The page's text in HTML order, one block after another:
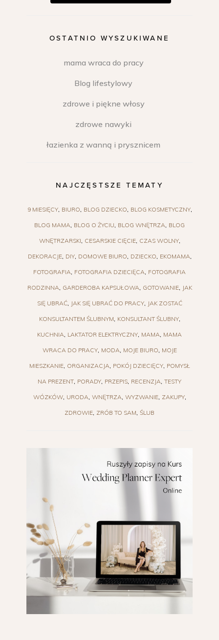
OSTATNIO WYSZUKIWANE
mama wraca do pracy
Blog lifestylowy
zdrowe i piękne włosy
zdrowe nawyki
łazienka z wanną i prysznicem
NAJCZĘSTSZE TEMATY
9 MIESIĘCY BIURO BLOG DZIECKO BLOG KOSMETYCZNY
BLOG MAMA BLOG O ŻYCIU BLOG WNĘTRZA BLOG
WNĘTRZARSKI CESARSKIE CIĘCIE CZAS WOLNY
DEKORACJE DIY DOMOWE BIURO DZIECKO EKOMAMA
FOTOGRAFIA FOTOGRAFIA DZIECIĘCA FOTOGRAFIA
RODZINNA GARDEROBA KAPSUŁOWA GOTOWANIE JAK
SIĘ UBRAĆ JAK SIĘ UBRAĆ DO PRACY JAK ZOSTAĆ
KONSULTANTEM ŚLUBNYM KONSULTANT ŚLUBNY
KUCHNIA LAKTATOR ELEKTRYCZNY MAMA MAMA
WRACA DO PRACY MODA MOJE BIURO MOJE
MIESZKANIE ORGANIZACJA POKÓJ DZIECIĘCY POMYSŁ
NA PREZENT PORADY PRZEPIS RECENZJA TESTY
WÓZKÓW URODA WNĘTRZA WYZWANIE ZAKUPY
ZDROWIE ZRÓB TO SAM ŚLUB